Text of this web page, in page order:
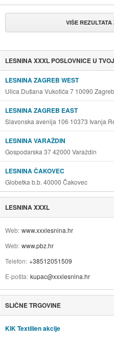
VIŠE
LESNINA XXXL POSLOVNICE U
LESNINA ZAGREB WEST
Ulica Dušana Vukotića 7 10090 Zagreb
LESNINA ZAGREB EAST
Slavonska avenija 106 10373 Ivanja
LESNINA VARAŽDIN
Gospodarska 37 42000 Varaždin
LESNINA ČAKOVEC
Globetka b.b. 40000 Čakovec
LESNINA XXXL
Web www.xxxlesnina.hr
Web www.pbz.hr
Telefon +38512051509
E-pošta kupac@xxxlesnina.hr
SLIČNE TRGOVINE
KIK Textilien akcije